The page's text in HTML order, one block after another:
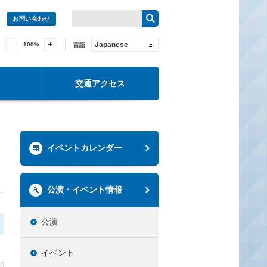
お問い合わせ
100% 言語 Japanese
交通アクセス
イベントカレンダー
公演・イベント情報
公演
イベント